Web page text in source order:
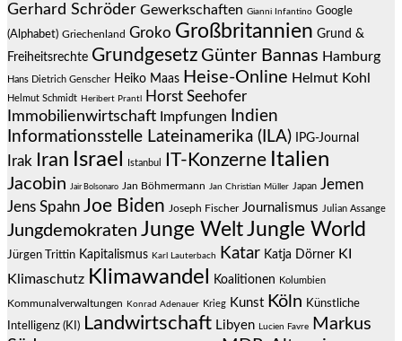
Gerhard Schröder Gewerkschaften Gianni Infantino Google
(Alphabet) Griechenland Groko Großbritannien Grund &
Freiheitsrechte Grundgesetz Günter Bannas Hamburg
Hans Dietrich Genscher Heiko Maas Heise-Online Helmut Kohl
Helmut Schmidt Heribert Prantl Horst Seehofer
Immobilienwirtschaft Impfungen
Indien
Informationsstelle Lateinamerika (ILA)
IPG-Journal
Irak Iran Israel Istanbul IT-Konzerne Italien
Jacobin Jair Bolsonaro Jan Böhmermann Jan Christian Müller Japan Jemen
Jens Spahn Joe Biden Joseph Fischer Journalismus Julian Assange
Jungdemokraten Junge WeltJungle World
Jürgen Trittin Kapitalismus Karl Lauterbach Katar Katja Dörner KI
Klimaschutz Klimawandel Koalitionen Kolumbien
Kommunalverwaltungen Konrad Adenauer Krieg Kunst Köln Künstliche
Intelligenz (KI) Landwirtschaft Libyen Lucien Favre
Markus